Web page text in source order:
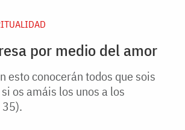
por medio del amor
esto conocerán todos que sois
os amáis los unos a los